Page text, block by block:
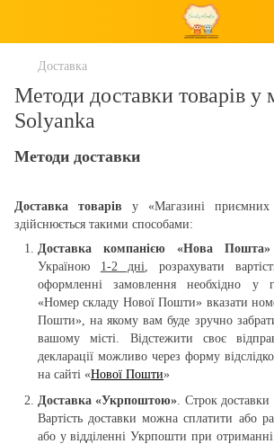
Доставка
Методи доставки товарів у
Solyanka
Методи доставки
Доставка товарів у «Магазині
здійснюється такими способами:
Доставка компанією «Нова Пошта»
Україною 1-2 дні, розрахувати
оформленні замовлення необхідно у
«Номер складу Нової Пошти» вказати
Пошти», на якому вам буде зручно
вашому місті. Відстежити своє
декларації можливо через форму
на сайті «Нової Пошти»
Доставка «Укрпоштою» . Строк
Вартість доставки можна сплатити або
або у відділенні Укрпошти при